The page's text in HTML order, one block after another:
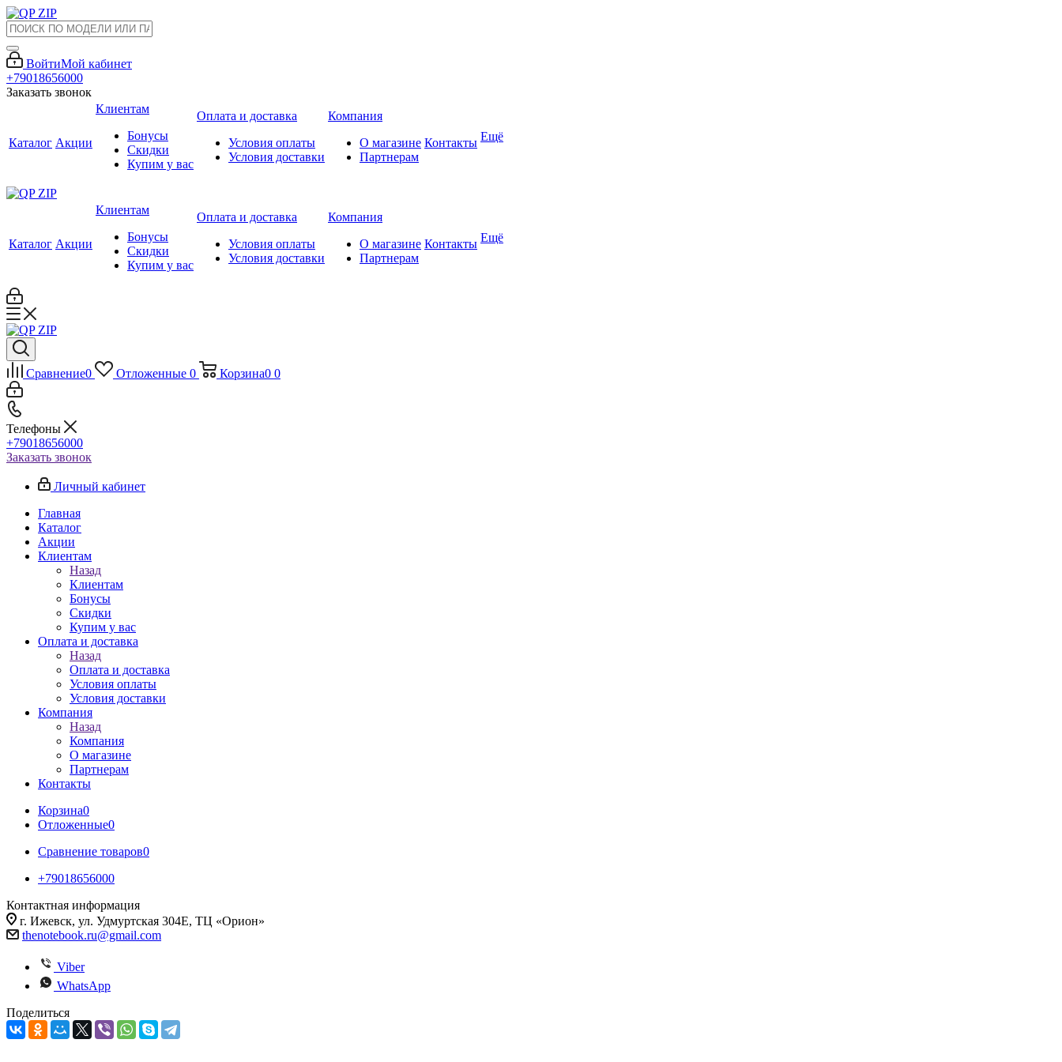
ВойтиМой кабинет
+79018656000
Заказать звонок
Каталог Акции
Клиентам
Бонусы
Скидки
Купим у вас
Оплата и доставка
Условия оплаты
Условия доставки
Компания
О магазине
Партнерам
Контакты Ещё
Каталог Акции
Клиентам
Бонусы
Скидки
Купим у вас
Оплата и доставка
Условия оплаты
Условия доставки
Компания
О магазине
Партнерам
Контакты Ещё
Сравнение0 Отложенные 0 Корзина0 0
Телефоны
+79018656000
Заказать звонок
Личный кабинет
Главная
Каталог
Акции
Клиентам
Назад
Клиентам
Бонусы
Скидки
Купим у вас
Оплата и доставка
Назад
Оплата и доставка
Условия оплаты
Условия доставки
Компания
Назад
Компания
О магазине
Партнерам
Контакты
Корзина0
Отложенные0
Сравнение товаров0
+79018656000
Контактная информация
г. Ижевск, ул. Удмуртская 304Е, ТЦ «Орион»
thenotebook.ru@gmail.com
Viber
WhatsApp
Поделиться